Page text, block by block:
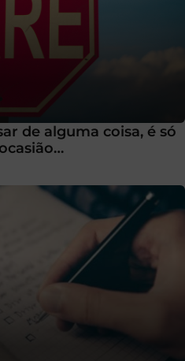
de alguma coisa, é só